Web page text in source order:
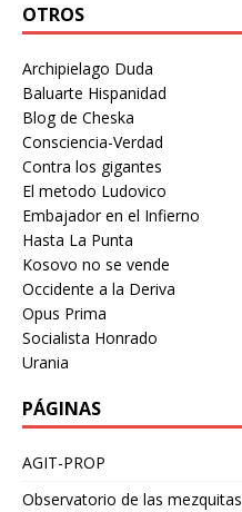
OTROS
Archipielago Duda
Baluarte Hispanidad
Blog de Cheska
Consciencia-Verdad
Contra los gigantes
El metodo Ludovico
Embajador en el Infierno
Hasta La Punta
Kosovo no se vende
Occidente a la Deriva
Opus Prima
Socialista Honrado
Urania
PÁGINAS
AGIT-PROP
Observatorio de las mezquitas